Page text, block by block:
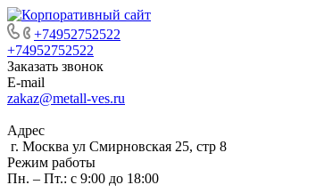
+74952752522
+74952752522
Заказать звонок
E-mail
zakaz@metall-ves.ru
Адрес
г. Москва ул Смирновская 25, стр 8
Режим работы
Пн. – Пт.: с 9:00 до 18:00